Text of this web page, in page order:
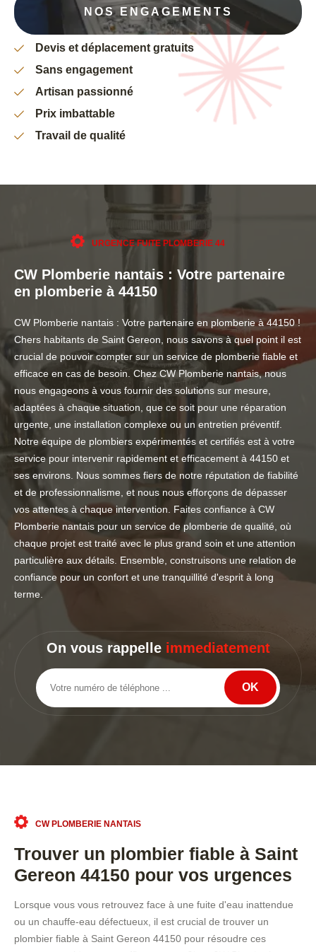
NOS ENGAGEMENTS
Devis et déplacement gratuits
Sans engagement
Artisan passionné
Prix imbattable
Travail de qualité
URGENCE FUITE PLOMBERIE 44
CW Plomberie nantais : Votre partenaire
en plomberie à 44150
CW Plomberie nantais : Votre partenaire en plomberie à 44150 !
Chers habitants de Saint Gereon, nous savons à quel point il est
crucial de pouvoir compter sur un service de plomberie fiable et
efficace en cas de besoin. Chez CW Plomberie nantais, nous
nous engageons à vous fournir des solutions sur mesure,
adaptées à chaque situation, que ce soit pour une réparation
urgente, une installation complexe ou un entretien préventif.
Notre équipe de plombiers expérimentés et certifiés est à votre
service pour intervenir rapidement et efficacement à 44150 et
ses environs. Nous sommes fiers de notre réputation de fiabilité
et de professionnalisme, et nous nous efforçons de dépasser
vos attentes à chaque intervention. Faites confiance à CW
Plomberie nantais pour un service de plomberie de qualité, où
chaque projet est traité avec le plus grand soin et une attention
particulière aux détails. Ensemble, construisons une relation de
confiance pour un confort et une tranquillité d'esprit à long
terme.
On vous rappelle immediatement
CW PLOMBERIE NANTAIS
Trouver un plombier fiable à Saint
Gereon 44150 pour vos urgences
Lorsque vous vous retrouvez face à une fuite d'eau inattendue
ou un chauffe-eau défectueux, il est crucial de trouver un
plombier fiable à Saint Gereon 44150 pour résoudre ces